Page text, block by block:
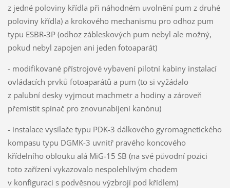
z jedné poloviny křídla při náhodném uvolnění pum z druhé
poloviny křídla) a krokového mechanismu pro odhoz pum
typu ESBR-3P (odhoz zábleskových pum nebyl ale možný,
pokud nebyl zapojen ani jeden fotoaparát)
- modifikované přístrojové vybavení pilotní kabiny instalací
ovládacích prvků fotoaparátů a pum (to si vyžádalo
z palubní desky vyjmout machmetr a hodiny a zároveň
přemístit spínač pro znovunabíjení kanónu)
- instalace vysílače typu PDK-3 dálkového gyromagnetického
kompasu typu DGMK-3 uvnitř pravého koncového
křídelního oblouku alá MiG-15 SB (na své původní pozici
toto zařízení vykazovalo nespolehlivým chodem
v konfiguraci s podvěsnou výzbrojí pod křídlem)